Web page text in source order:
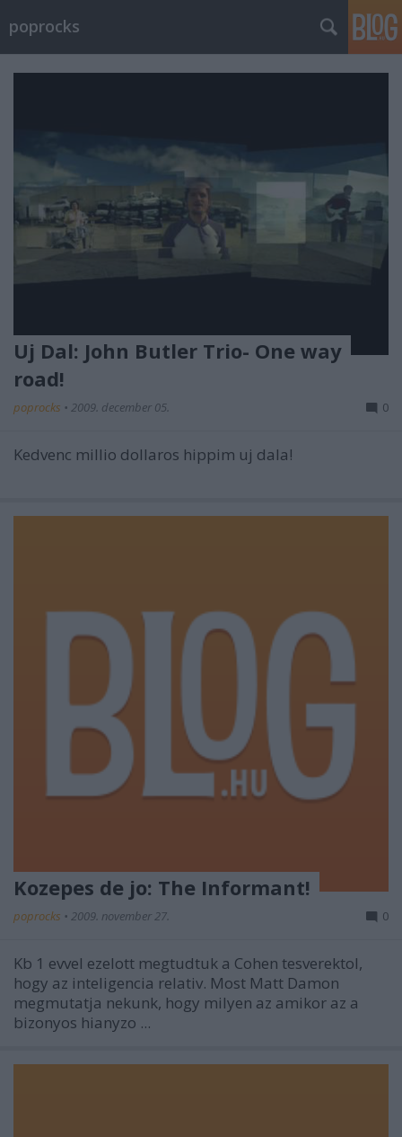
poprocks
Uj Dal: John Butler Trio- One way
road!
poprocks • 2009. december 05. 0
Kedvenc millio dollaros hippim uj dala!
Kozepes de jo: The Informant!
poprocks • 2009. november 27. 0
Kb 1 evvel ezelott megtudtuk a Cohen tesverektol,
hogy az inteligencia relativ. Most Matt Damon
megmutatja nekunk, hogy milyen az amikor az a
bizonyos hianyzo ...